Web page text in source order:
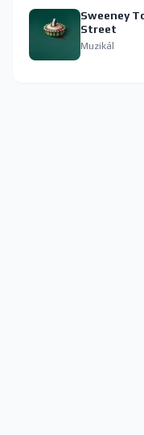
Sweeney
Street
Muzikál